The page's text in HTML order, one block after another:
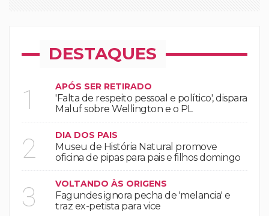
DESTAQUES
1 APÓS SER RETIRADO
'Falta de respeito pessoal e político', dispara
Maluf sobre Wellington e o PL
2 DIA DOS PAIS
Museu de História Natural promove
oficina de pipas para pais e filhos domingo
3 VOLTANDO ÀS ORIGENS
Fagundes ignora pecha de 'melancia' e
traz ex-petista para vice